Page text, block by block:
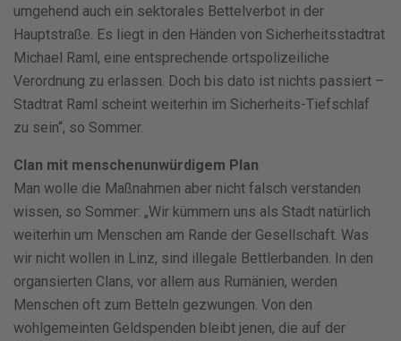
umgehend auch ein sektorales Bettelverbot in der
Hauptstraße. Es liegt in den Händen von Sicherheitsstadtrat
Michael Raml, eine entsprechende ortspolizeiliche
Verordnung zu erlassen. Doch bis dato ist nichts passiert –
Stadtrat Raml scheint weiterhin im Sicherheits-Tiefschlaf
zu sein“, so Sommer.
Clan mit menschenunwürdigem Plan
Man wolle die Maßnahmen aber nicht falsch verstanden
wissen, so Sommer: „Wir kümmern uns als Stadt natürlich
weiterhin um Menschen am Rande der Gesellschaft. Was
wir nicht wollen in Linz, sind illegale Bettlerbanden. In den
organsierten Clans, vor allem aus Rumänien, werden
Menschen oft zum Betteln gezwungen. Von den
wohlgemeinten Geldspenden bleibt jenen, die auf der